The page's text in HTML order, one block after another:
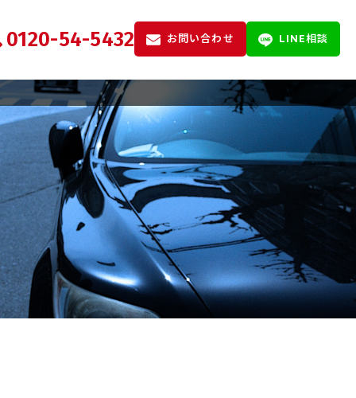
0120-54-5432 お問い合わせ LINE相談